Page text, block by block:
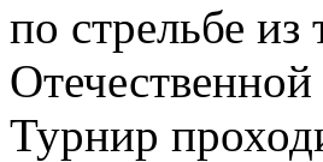
по стрельбе
Турнир